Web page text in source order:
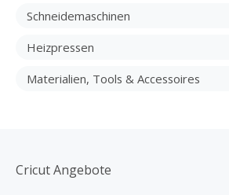
Schneidemaschinen
Heizpressen
Materialien, Tools & Accessoires
Cricut Angebote